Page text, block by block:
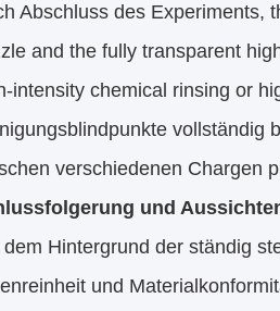
Abschluss des Experiments,
and the fully transparent
intensity chemical rinsing or
vollständig
verschiedenen Chargen
und
dem Hintergrund der ständig
und